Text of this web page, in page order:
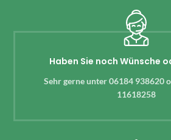
Haben Sie noch Wünsche
Sehr gerne unter 06184 938620
11618258